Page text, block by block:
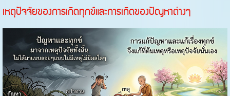
เหตุปัจจัยของการเกิดทุกข์และการเกิดของปัญหาต่างๆ